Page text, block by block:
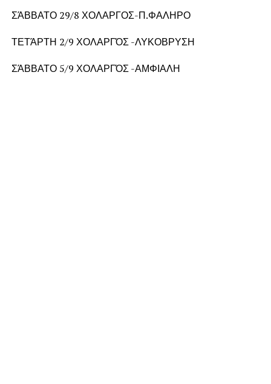
ΣΆΒΒΑΤΟ 29/8 ΧΟΛΑΡΓΟΣ-Π.ΦΑΛΗΡΟ
ΤΕΤΆΡΤΗ 2/9 ΧΟΛΑΡΓΌΣ -ΛΥΚΟΒΡΥΣΗ
ΣΆΒΒΑΤΟ 5/9 ΧΟΛΑΡΓΌΣ -ΑΜΦΙΑΛΗ